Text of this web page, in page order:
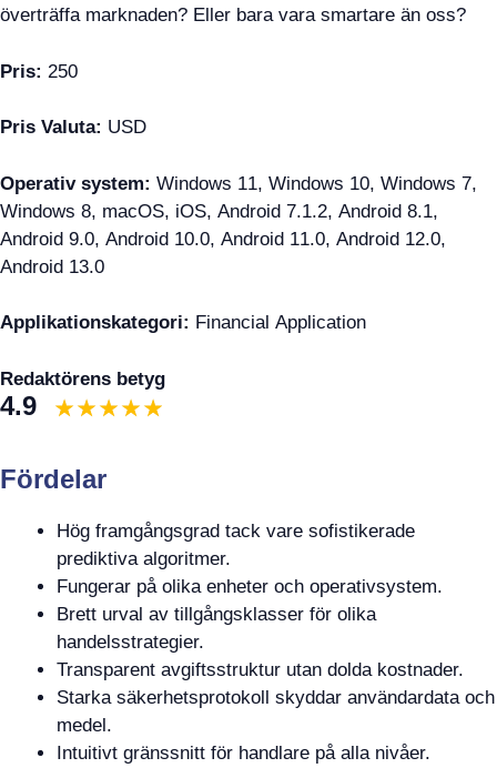
överträffa marknaden? Eller bara vara smartare än oss?
Pris: 250
Pris Valuta: USD
Operativ system: Windows 11, Windows 10, Windows 7,
Windows 8, macOS, iOS, Android 7.1.2, Android 8.1,
Android 9.0, Android 10.0, Android 11.0, Android 12.0,
Android 13.0
Applikationskategori: Financial Application
Redaktörens betyg
4.9
Fördelar
Hög framgångsgrad tack vare sofistikerade
prediktiva algoritmer.
Fungerar på olika enheter och operativsystem.
Brett urval av tillgångsklasser för olika
handelsstrategier.
Transparent avgiftsstruktur utan dolda kostnader.
Starka säkerhetsprotokoll skyddar användardata och
medel.
Intuitivt gränssnitt för handlare på alla nivåer.